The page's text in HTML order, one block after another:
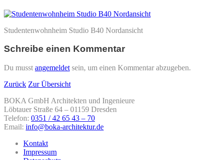
Studentenwohnheim Studio B40 Nordansicht
Schreibe einen Kommentar
Du musst angemeldet sein, um einen Kommentar abzugeben.
Zurück Zur Übersicht
BOKA GmbH Architekten und Ingenieure
Löbtauer Straße 64 – 01159 Dresden
Telefon: 0351 / 42 65 43 – 70
Email: info@boka-architektur.de
Kontakt
Impressum